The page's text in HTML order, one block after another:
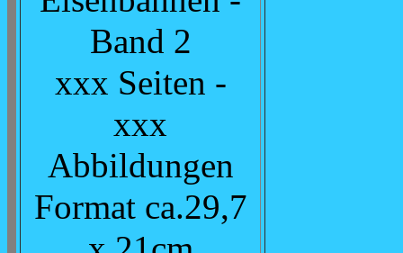
Band 2
xxx Seiten -
xxx
Abbildungen
Format ca.29,7